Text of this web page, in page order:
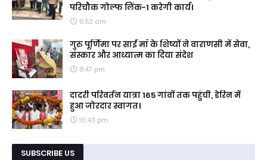
परिचौक गोल्फ लिंक-1 करेगी कार्य।
6:52 am
गुरु पूर्णिमा पर साईं माँ के शिष्यों ने वाराणसी में सेवा,
संस्कार और आध्यात्म का दिया संदेश
8:47 pm
दादरी परिवर्तन यात्रा 165 गांवों तक पहुंची, डेरिन में
हुआ जोरदार स्वागत।
10:43 pm
SUBSCRIBE US